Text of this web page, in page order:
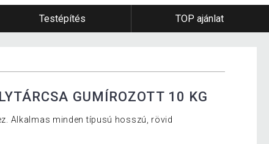
Testépítés TOP ajánlat
GUMÍROZOTT 10 KG
Alkalmas minden típusú hosszú, rövid